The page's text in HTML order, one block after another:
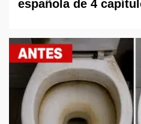
española de 4